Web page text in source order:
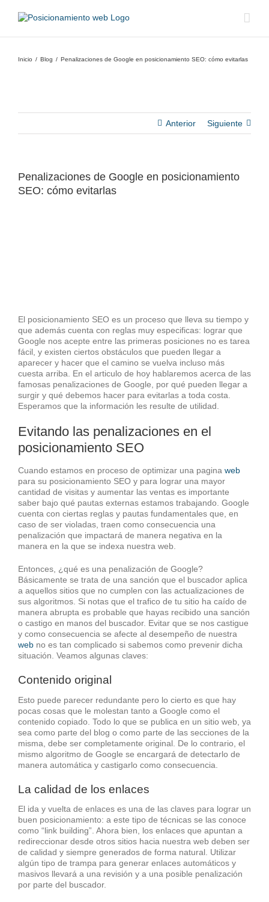
Inicio Blog Penalizaciones de Google en posicionamiento SEO: cómo evitarlas
Anterior Siguiente
Penalizaciones de Google en posicionamiento
SEO: cómo evitarlas
El posicionamiento SEO es un proceso que lleva su tiempo y
que además cuenta con reglas muy especificas: lograr que
Google nos acepte entre las primeras posiciones no es tarea
fácil, y existen ciertos obstáculos que pueden llegar a
aparecer y hacer que el camino se vuelva incluso más
cuesta arriba. En el articulo de hoy hablaremos acerca de las
famosas penalizaciones de Google, por qué pueden llegar a
surgir y qué debemos hacer para evitarlas a toda costa.
Esperamos que la información les resulte de utilidad.
Evitando las penalizaciones en el
posicionamiento SEO
Cuando estamos en proceso de optimizar una pagina web
para su posicionamiento SEO y para lograr una mayor
cantidad de visitas y aumentar las ventas es importante
saber bajo qué pautas externas estamos trabajando. Google
cuenta con ciertas reglas y pautas fundamentales que, en
caso de ser violadas, traen como consecuencia una
penalización que impactará de manera negativa en la
manera en la que se indexa nuestra web.
Entonces, ¿qué es una penalización de Google?
Básicamente se trata de una sanción que el buscador aplica
a aquellos sitios que no cumplen con las actualizaciones de
sus algoritmos. Si notas que el trafico de tu sitio ha caído de
manera abrupta es probable que hayas recibido una sanción
o castigo en manos del buscador. Evitar que se nos castigue
y como consecuencia se afecte al desempeño de nuestra
web no es tan complicado si sabemos como prevenir dicha
situación. Veamos algunas claves:
Contenido original
Esto puede parecer redundante pero lo cierto es que hay
pocas cosas que le molestan tanto a Google como el
contenido copiado. Todo lo que se publica en un sitio web, ya
sea como parte del blog o como parte de las secciones de la
misma, debe ser completamente original. De lo contrario, el
mismo algoritmo de Google se encargará de detectarlo de
manera automática y castigarlo como consecuencia.
La calidad de los enlaces
El ida y vuelta de enlaces es una de las claves para lograr un
buen posicionamiento: a este tipo de técnicas se las conoce
como “link building”. Ahora bien, los enlaces que apuntan a
redireccionar desde otros sitios hacia nuestra web deben ser
de calidad y siempre generados de forma natural. Utilizar
algún tipo de trampa para generar enlaces automáticos y
masivos llevará a una revisión y a una posible penalización
por parte del buscador.